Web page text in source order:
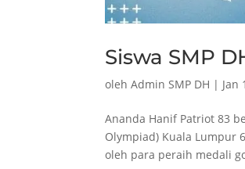
Siswa SMP
olehAdmin SMP DH | Jan
Ananda Hanif Patriot 83
Olympiad) Kuala Lumpur
oleh para peraih medali